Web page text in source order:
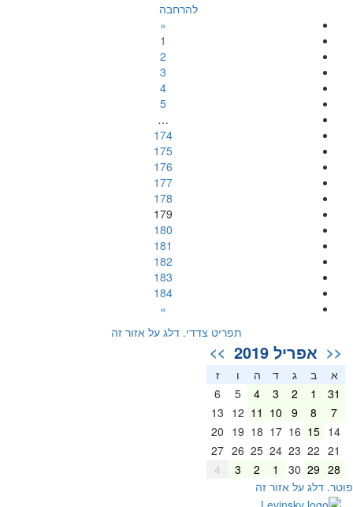
להרחבה
«
1
2
3
4
5
…
174
175
176
177
178
179
180
181
182
183
184
»
תפריט צדדי. דלג על אזור זה
<< אפריל 2019 >>
א ב ג ד ה
ז
31
2
3
4
5
6
7
8
9
10
11
12
13
14
15
16
17
18
19
20
21
22
23
24
25
26
27
28
29
30
2
3
4
דלג על אזור זה